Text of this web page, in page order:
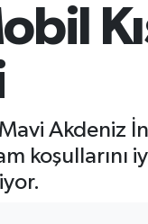
Akdeniz